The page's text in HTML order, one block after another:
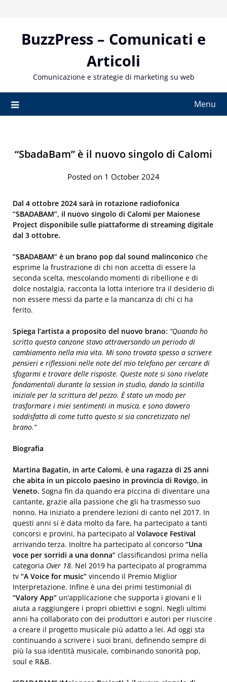
contentBuzzPress – Comunicati e
Articoli
Comunicazione e strategie di marketing su web
Menu
“SbadaBam” è il nuovo singolo di Calomi
Posted on 1 October 2024
Dal 4 ottobre 2024 sarà in rotazione radiofonica
“SBADABAM”, il nuovo singolo di Calomi per Maionese
Project disponibile sulle piattaforme di streaming digitale
dal 3 ottobre.
“SBADABAM” è un brano pop dal sound malinconico che
esprime la frustrazione di chi non accetta di essere la
seconda scelta, mescolando momenti di ribellione e di
dolce nostalgia, racconta la lotta interiore tra il desiderio di
non essere messi da parte e la mancanza di chi ci ha
ferito.
Spiega l’artista a proposito del nuovo brano: “Quando ho
scritto questa canzone stavo attraversando un periodo di
cambiamento nella mia vita. Mi sono trovata spesso a scrivere
pensieri e riflessioni nelle note del mio telefono per cercare di
sfogarmi e trovare delle risposte. Queste note si sono rivelate
fondamentali durante la session in studio, dando la scintilla
iniziale per la scrittura del pezzo. È stato un modo per
trasformare i miei sentimenti in musica, e sono davvero
soddisfatta di come tutto questo si sia concretizzato nel
brano.”
Biografia
Martina Bagatin, in arte Calomi, è una ragazza di 25 anni
che abita in un piccolo paesino in provincia di Rovigo, in
Veneto. Sogna fin da quando era piccina di diventare una
cantante, grazie alla passione che gli ha trasmesso suo
nonno. Ha iniziato a prendere lezioni di canto nel 2017. In
questi anni si è data molto da fare, ha partecipato a tanti
concorsi e provini, ha partecipato al Volavoce Festival
arrivando terza. Inoltre ha partecipato al concorso “Una
voce per sorridi a una donna” classificandosi prima nella
categoria Over 18. Nel 2019 ha partecipato al programma
tv “A Voice for music” vincendo il Premio Miglior
Interpretazione. Infine è una dei primi testimonial di
“Valory App” un’applicazione che supporta i giovani e li
aiuta a raggiungere i propri obiettivi e sogni. Negli ultimi
anni ha collaborato con dei produttori e autori per riuscire
a creare il progetto musicale più adatto a lei. Ad oggi sta
continuando a scrivere i suoi brani, definendo sempre di
più la sua identità musicale, combinando sonorità pop,
soul e R&B.